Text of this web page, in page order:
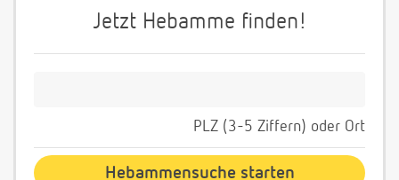
Jetzt Hebamme finden!
PLZ (3-5 Ziffern) oder Ort